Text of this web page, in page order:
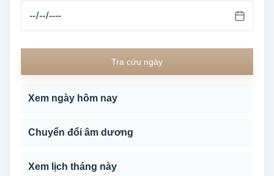
Tra cứu ngày
Xem ngày hôm nay
Chuyển đổi âm dương
Xem lịch tháng này